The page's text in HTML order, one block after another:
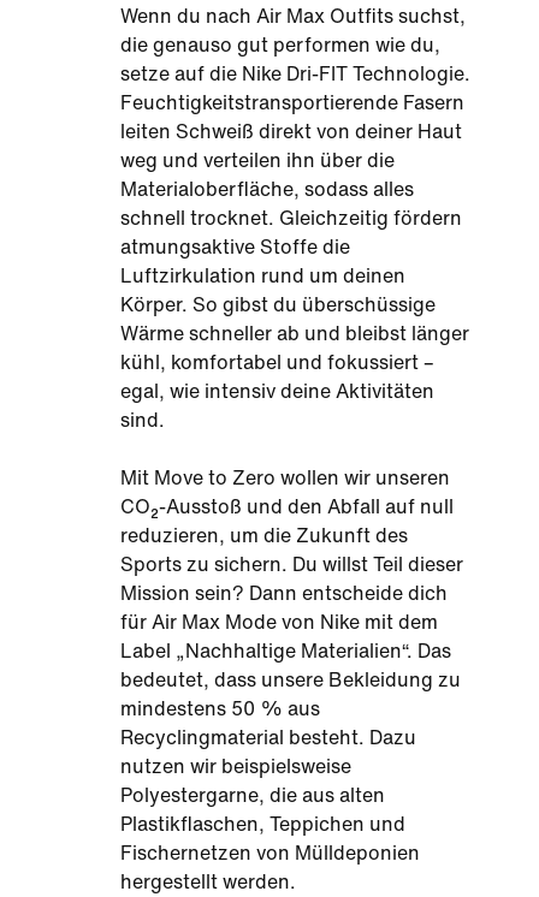
Wenn du nach Air Max Outfits suchst,
die genauso gut performen wie du,
setze auf die Nike Dri-FIT Technologie.
Feuchtigkeitstransportierende Fasern
leiten Schweiß direkt von deiner Haut
weg und verteilen ihn über die
Materialoberfläche, sodass alles
schnell trocknet. Gleichzeitig fördern
atmungsaktive Stoffe die
Luftzirkulation rund um deinen
Körper. So gibst du überschüssige
Wärme schneller ab und bleibst länger
kühl, komfortabel und fokussiert –
egal, wie intensiv deine Aktivitäten
sind.
Mit Move to Zero wollen wir unseren
CO₂-Ausstoß und den Abfall auf null
reduzieren, um die Zukunft des
Sports zu sichern. Du willst Teil dieser
Mission sein? Dann entscheide dich
für Air Max Mode von Nike mit dem
Label „Nachhaltige Materialien“. Das
bedeutet, dass unsere Bekleidung zu
mindestens 50 % aus
Recyclingmaterial besteht. Dazu
nutzen wir beispielsweise
Polyestergarne, die aus alten
Plastikflaschen, Teppichen und
Fischernetzen von Mülldeponien
hergestellt werden.